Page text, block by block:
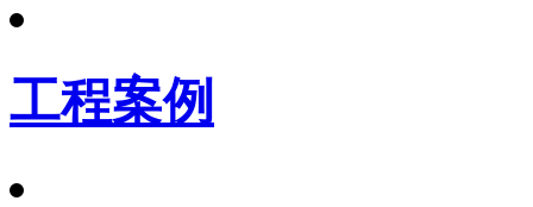
工程案例